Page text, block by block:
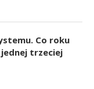
Co roku
trzeciej